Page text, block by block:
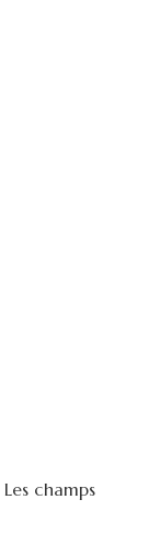
Les champs